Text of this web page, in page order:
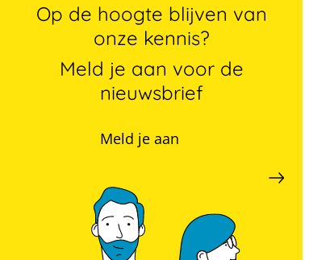
Op de hoogte blijven van
onze kennis?
Meld je aan voor de
nieuwsbrief
Meld je aan